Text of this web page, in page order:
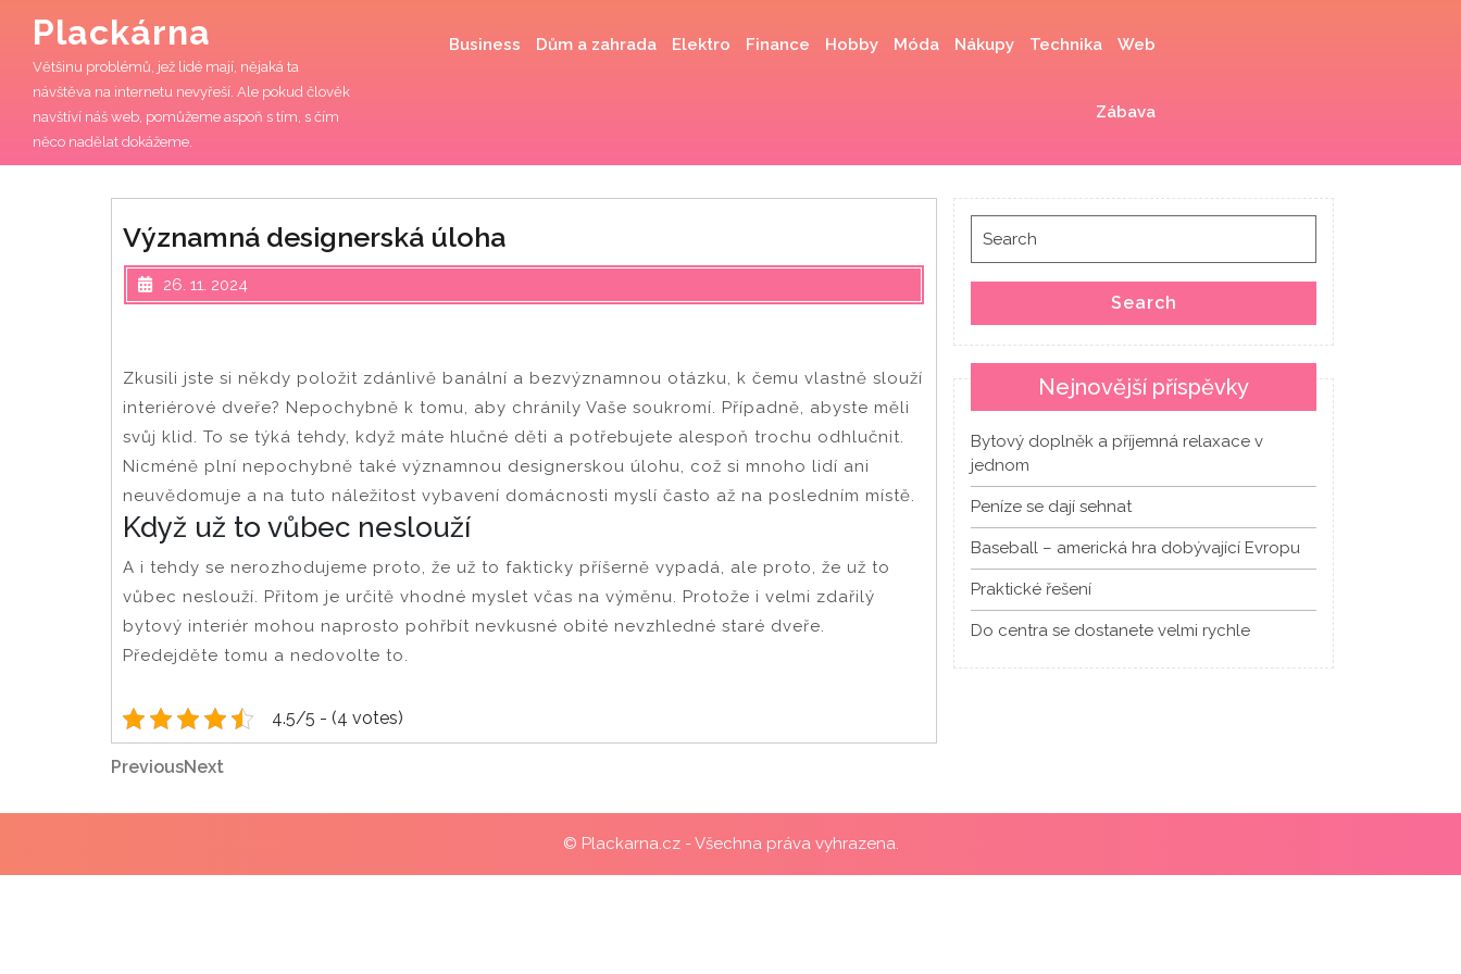
content
Plackárna
Většinu problémů, jež lidé mají, nějaká ta
návštěva na internetu nevyřeší. Ale pokud člověk
navštíví náš web, pomůžeme aspoň s tím, s čím
něco nadělat dokážeme.
Business Dům a zahrada Elektro Finance Hobby Móda Nákupy Technika Web
Zábava
Významná designerská úloha
26. 11. 2024
Zkusili jste si někdy položit zdánlivě banální a bezvýznamnou otázku, k čemu vlastně slouží
interiérové dveře? Nepochybně k tomu, aby chránily Vaše soukromí. Případně, abyste měli
svůj klid. To se týká tehdy, když máte hlučné děti a potřebujete alespoň trochu odhlučnit.
Nicméně plní nepochybně také významnou designerskou úlohu, což si mnoho lidí ani
neuvědomuje a na tuto náležitost vybavení domácnosti myslí často až na posledním místě.
Když už to vůbec neslouží
A i tehdy se nerozhodujeme proto, že už to fakticky příšerně vypadá, ale proto, že už to
vůbec neslouží. Přitom je určitě vhodné myslet včas na výměnu. Protože i velmi zdařilý
bytový interiér mohou naprosto pohřbít nevkusné obité nevzhledné staré dveře.
Předejděte tomu a nedovolte to.
4.5/5 - (4 votes)
Navigace
Previous
PreviousNext
for:
Search
Nejnovější příspěvky
Bytový doplněk a příjemná relaxace v
jednom
Peníze se dají sehnat
Baseball – americká hra dobývající Evropu
Praktické řešení
Do centra se dostanete velmi rychle
© Plackarna.cz - Všechna práva vyhrazena.